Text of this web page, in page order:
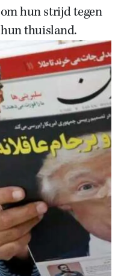
hun strijd tegen
thuisland.